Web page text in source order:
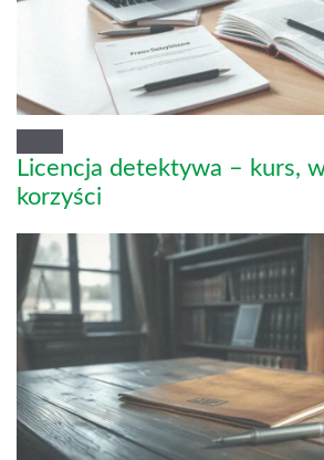
Licencja detektywa – kurs,
korzyści